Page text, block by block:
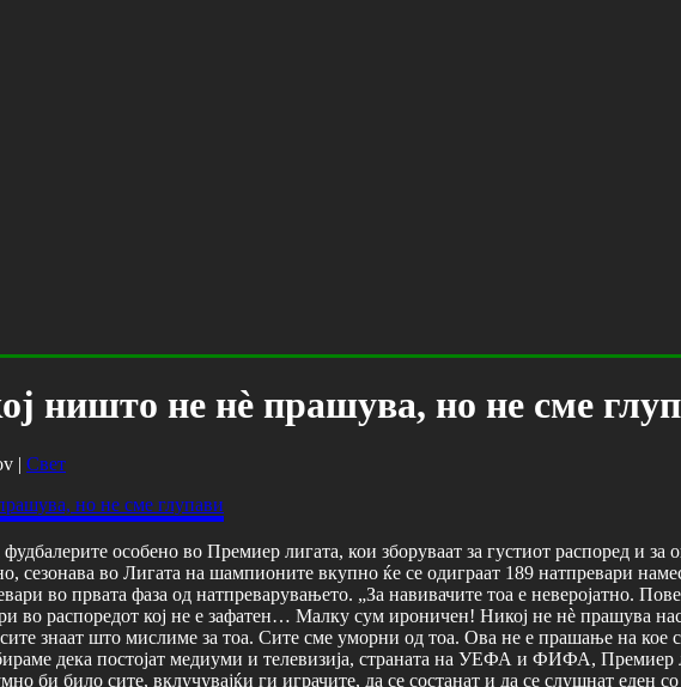
ништо не нѐ прашува, но не сме
| Свет
особено во Премиер лигата, кои зборуваат за густиот распоред и
сезонава во Лигата на шампионите вкупно ќе се одиграат 189 натпревари
во првата фаза од натпреварувањето. „За навивачите тоа е неверојатно.
во распоредот кој не е зафатен… Малку сум ироничен! Никој не нѐ прашува
знаат што мислиме за тоа. Сите сме уморни од тоа. Ова не е прашање на кое
дека постојат медиуми и телевизија, страната на УЕФА и ФИФА,
би било сите, вклучувајќи ги играчите, да се состанат и да се слушнат еден